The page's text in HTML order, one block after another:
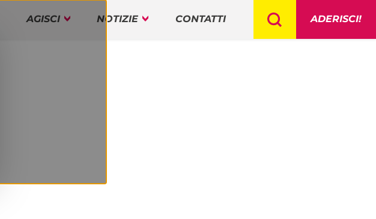
AGISCI NOTIZIE CONTATTI ADERISCI!